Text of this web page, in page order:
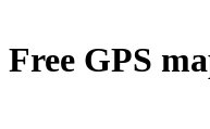
Free GPS